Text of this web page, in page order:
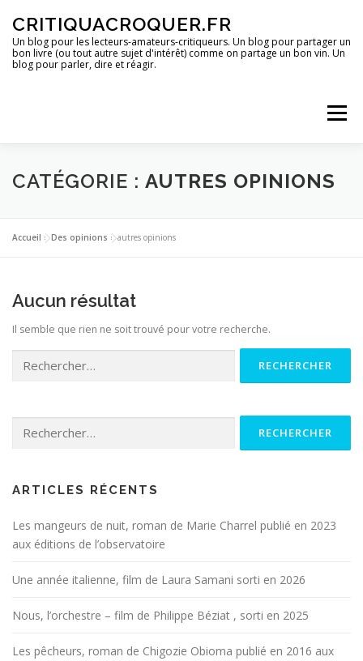
contenu
CRITIQUACROQUER.FR
Un blog pour les lecteurs-amateurs-critiqueurs. Un blog pour partager un
bon livre (ou tout autre sujet d'intérêt) comme on partage un bon vin. Un
blog pour parler, dire et réagir.
Menu
ACCUEIL UN BLOG ? DES LIVRES
DES IMAGES DES SPECTACLES
DES BONS PLANS
CATÉGORIE : AUTRES OPINIONS
Accueil »Des opinions »autres opinions
Aucun résultat
Il semble que rien ne soit trouvé pour votre recherche.
ARTICLES RÉCENTS
Les mangeurs de nuit, roman de Marie Charrel publié en 2023
aux éditions de l’observatoire
Une année italienne, film de Laura Samani sorti en 2026
Nous, l’orchestre – film de Philippe Béziat , sorti en 2025
Les pêcheurs, roman de Chigozie Obioma publié en 2016 aux